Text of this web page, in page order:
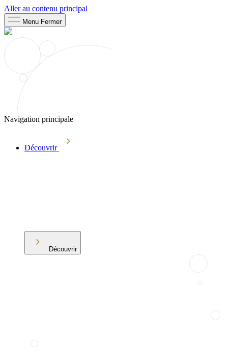
Aller au contenu principal
Menu Fermer
Navigation principale
Découvrir
Découvrir